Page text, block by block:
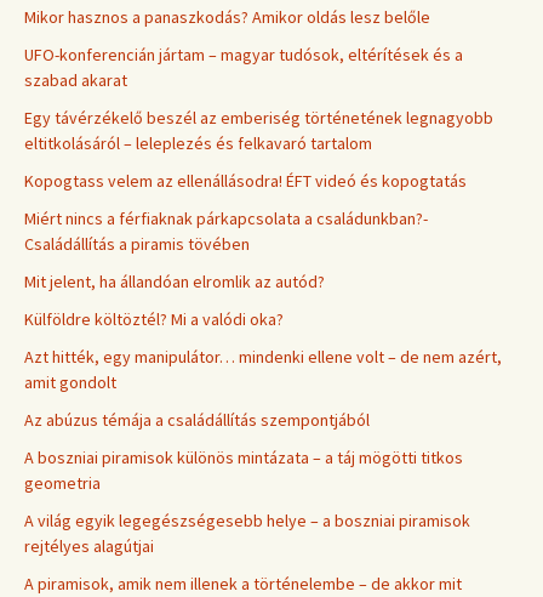
Mikor hasznos a panaszkodás? Amikor oldás lesz belőle
UFO-konferencián jártam – magyar tudósok, eltérítések és a
szabad akarat
Egy távérzékelő beszél az emberiség történetének legnagyobb
eltitkolásáról – leleplezés és felkavaró tartalom
Kopogtass velem az ellenállásodra! ÉFT videó és kopogtatás
Miért nincs a férfiaknak párkapcsolata a családunkban?-
Családállítás a piramis tövében
Mit jelent, ha állandóan elromlik az autód?
Külföldre költöztél? Mi a valódi oka?
Azt hitték, egy manipulátor… mindenki ellene volt – de nem azért,
amit gondolt
Az abúzus témája a családállítás szempontjából
A boszniai piramisok különös mintázata – a táj mögötti titkos
geometria
A világ egyik legegészségesebb helye – a boszniai piramisok
rejtélyes alagútjai
A piramisok, amik nem illenek a történelembe – de akkor mit